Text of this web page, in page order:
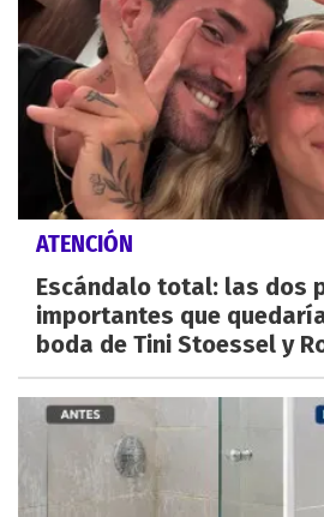
ATENCIÓN
Escándalo total: las dos
importantes que
boda de Tini Stoessel y